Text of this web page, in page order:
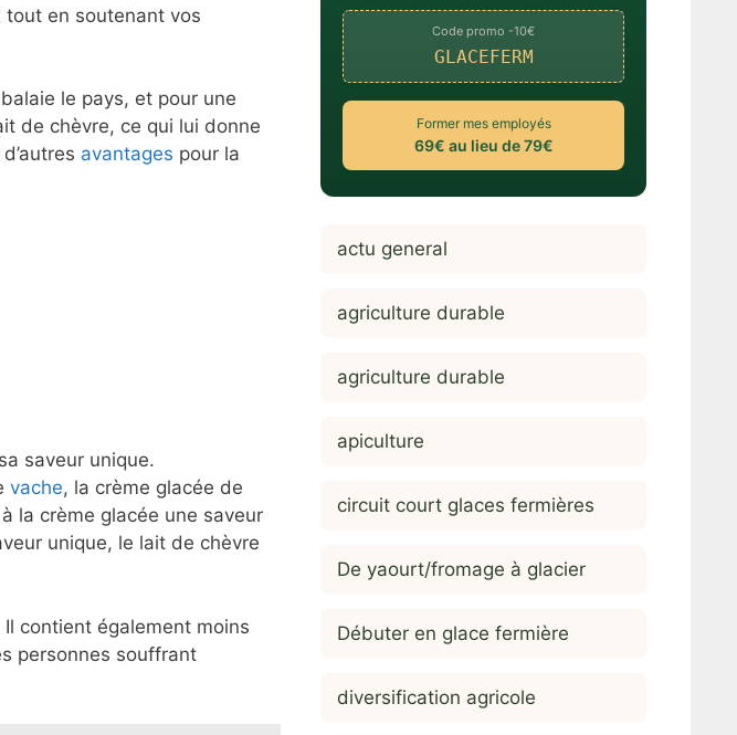
en soutenant vos
le pays, et pour une
de chèvre, ce qui lui donne
avantages pour la
saveur unique.
vache, la crème glacée de
la crème glacée une saveur
unique, le lait de chèvre
contient également moins
personnes souffrant
Code promo -10€
GLACEFERM
Former mes employés
69€ au lieu de 79€
actu general
agriculture durable
agriculture durable
apiculture
circuit court glaces fermières
De yaourt/fromage à glacier
Débuter en glace fermière
diversification agricole